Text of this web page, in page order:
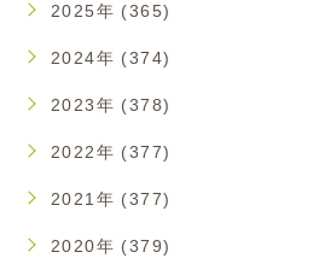
2025年 (365)
2024年 (374)
2023年 (378)
2022年 (377)
2021年 (377)
2020年 (379)